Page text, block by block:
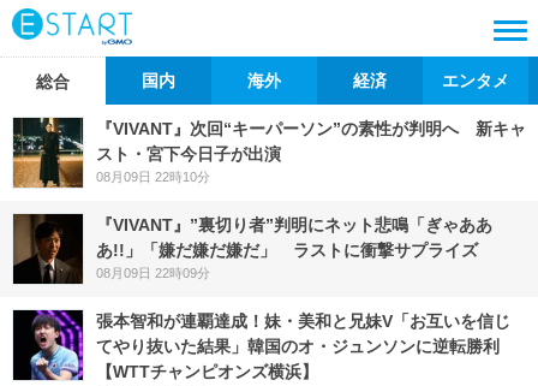
総合 国内 海外 経済 エンタメ
『VIVANT』次回“キーパーソン”の素性が判明へ 新キャ
スト・宮下今日子が出演
08月09日 22時10分
『VIVANT』”裏切り者”判明にネット悲鳴「ぎゃああ
あ!!」「嫌だ嫌だ嫌だ」 ラストに衝撃サプライズ
08月09日 22時09分
張本智和が連覇達成！妹・美和と兄妹V「お互いを信じ
てやり抜いた結果」韓国のオ・ジュンソンに逆転勝利
【WTTチャンピオンズ横浜】